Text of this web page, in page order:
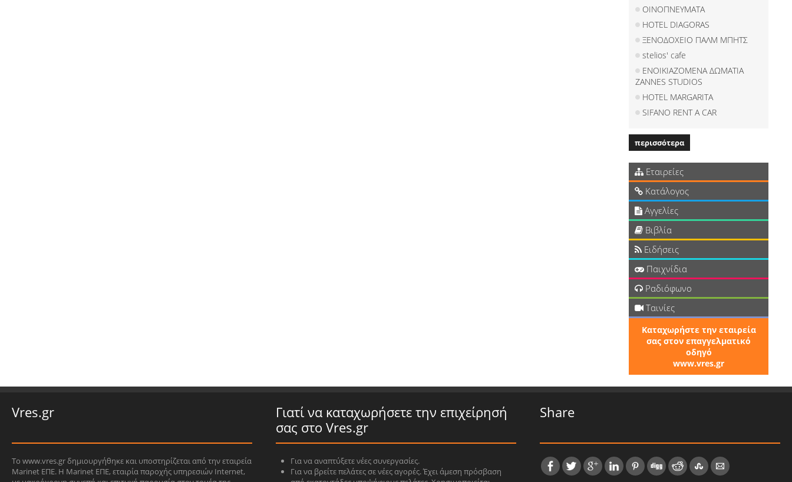
ΟΙΝΟΠΝΕΥΜΑΤΑ
HOTEL DIAGORAS
ΞΕΝΟΔΟΧΕΙΟ ΠΑΛΜ ΜΠΗΤΣ
stelios' cafe
ΕΝΟΙΚΙΑΖΟΜΕΝΑ ΔΩΜΑΤΙΑ
ZANNES STUDIOS
HOTEL MARGARITA
SIFANO RENT A CAR
περισσότερα
Εταιρείες
Κατάλογος
Αγγελίες
Βιβλία
Ειδήσεις
Παιχνίδια
Ραδιόφωνο
Ταινίες
Καταχωρήστε την εταιρεία
σας στον επαγγελματικό
οδηγό
www.vres.gr
Vres.gr
Το www.vres.gr δημιουργήθηκε και υποστηρίζεται από την εταιρεία
Marinet ΕΠΕ. Η Marinet ΕΠΕ, εταιρία παροχής υπηρεσιών Internet,
Γιατί να καταχωρήσετε την επιχείρησή
σας στο Vres.gr
Για να αναπτύξετε νέες συνεργασίες.
Για να βρείτε πελάτες σε νέες αγορές. Έχει άμεση πρόσβαση
Share